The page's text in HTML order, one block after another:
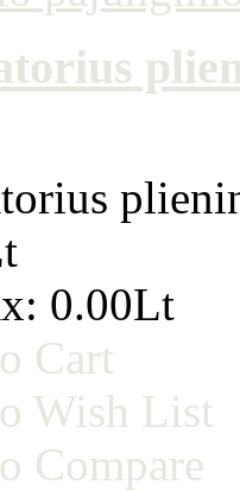
0.00Lt
Cart
Wish List
Compare